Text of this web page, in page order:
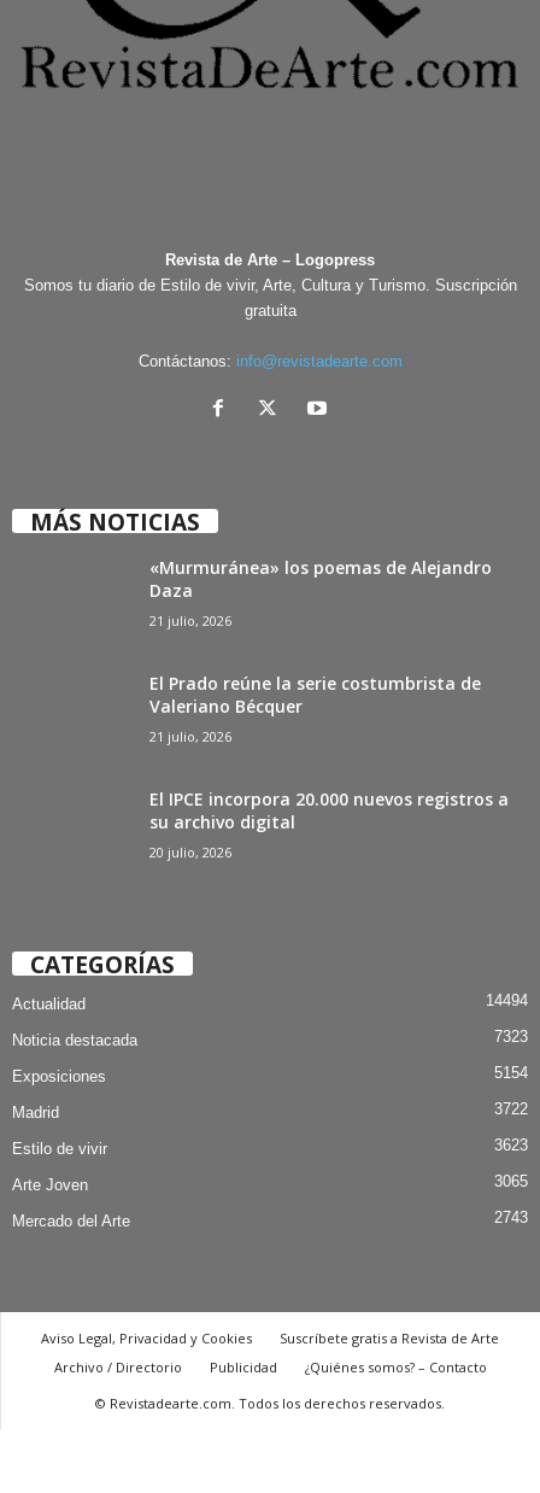
Revista de Arte – Logopress
Somos tu diario de Estilo de vivir, Arte, Cultura y Turismo. Suscripción
gratuita
Contáctanos: info@revistadearte.com
MÁS NOTICIAS
«Murmuránea» los poemas de Alejandro
Daza
21 julio, 2026
El Prado reúne la serie costumbrista de
Valeriano Bécquer
21 julio, 2026
El IPCE incorpora 20.000 nuevos registros a
su archivo digital
20 julio, 2026
CATEGORÍAS
Actualidad 14494
Noticia destacada 7323
Exposiciones 5154
Madrid 3722
Estilo de vivir 3623
Arte Joven 3065
Mercado del Arte 2743
Aviso Legal, Privacidad y Cookies
Suscríbete gratis a Revista de Arte
Archivo / Directorio
Publicidad
¿Quiénes somos? – Contacto
© Revistadearte.com. Todos los derechos reservados.